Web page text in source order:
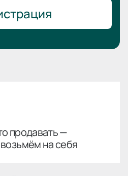
продавать —
на себя